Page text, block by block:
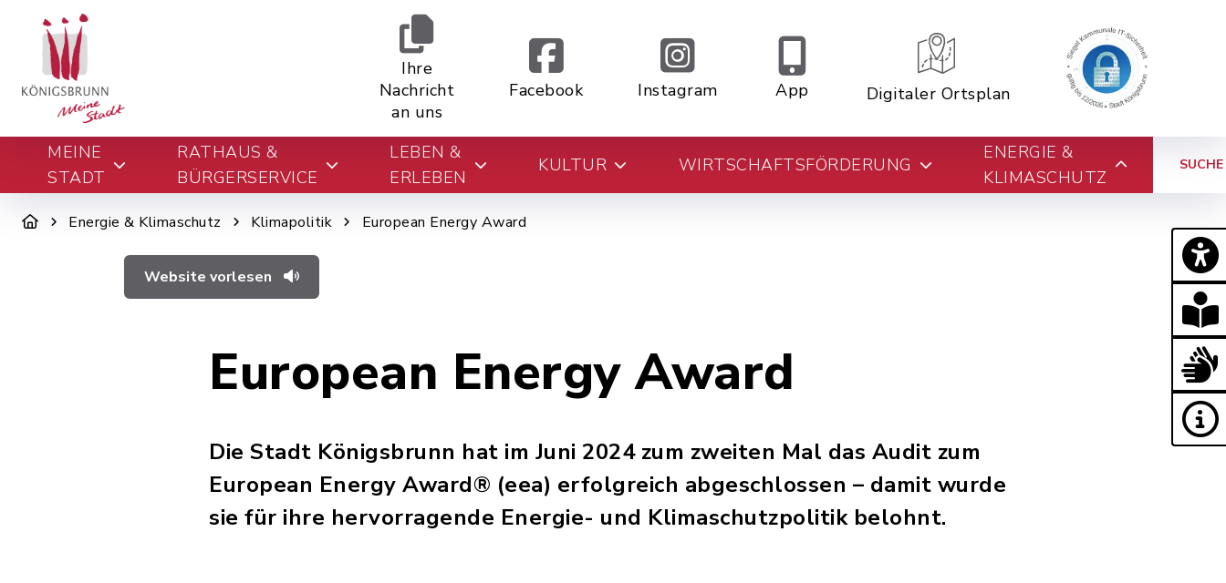
Ihre
Nachricht
an uns
Facebook Instagram App Digitaler Ortsplan
MEINE
STADT
RATHAUS &
BÜRGERSERVICE
LEBEN &
ERLEBEN
KULTUR WIRTSCHAFTSFÖRDERUNG
ENERGIE &
KLIMASCHUTZ
SUCHE
Energie & Klimaschutz Klimapolitik European Energy Award
Website vorlesen
European Energy Award
Die Stadt Königsbrunn hat im Juni 2024 zum zweiten Mal das Audit zum
European Energy Award® (eea) erfolgreich abgeschlossen – damit wurde
sie für ihre hervorragende Energie- und Klimaschutzpolitik belohnt.